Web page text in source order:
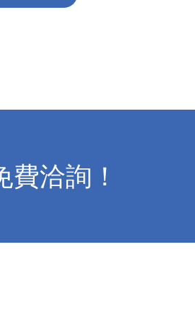
洽詢！